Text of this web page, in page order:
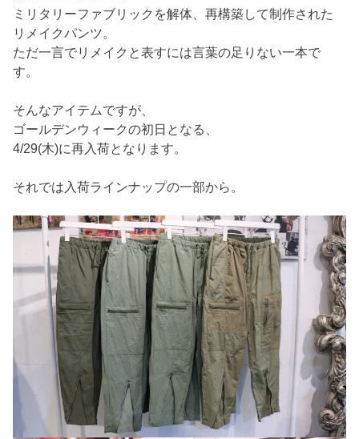
ミリタリーファブリックを解体、再構築して制作された
リメイクパンツ。
ただ一言でリメイクと表すには言葉の足りない一本で
す。
そんなアイテムですが、
ゴールデンウィークの初日となる、
4/29(木)に再入荷となります。
それでは入荷ラインナップの一部から。